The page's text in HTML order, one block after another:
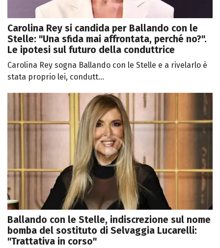
Carolina Rey si candida per Ballando con le
Stelle: "Una sfida mai affrontata, perché no?".
Le ipotesi sul futuro della conduttrice
Carolina Rey sogna Ballando con le Stelle e a rivelarlo è
stata proprio lei, condutt...
Ballando con le Stelle, indiscrezione sul nome
bomba del sostituto di Selvaggia Lucarelli:
"Trattativa in corso"